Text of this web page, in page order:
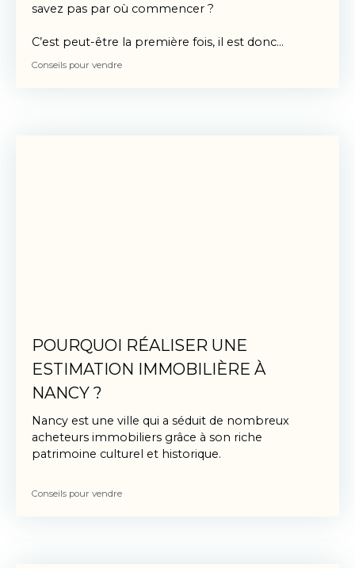
savez pas par où commencer ?
C’est peut-être la première fois, il est donc
légitime de vous poser des questions sur les
Conseils pour vendre
POURQUOI RÉALISER UNE
ESTIMATION IMMOBILIÈRE À
NANCY ?
Nancy est une ville qui a séduit de nombreux
acheteurs immobiliers grâce à son riche
patrimoine culturel et historique.
Conseils pour vendre